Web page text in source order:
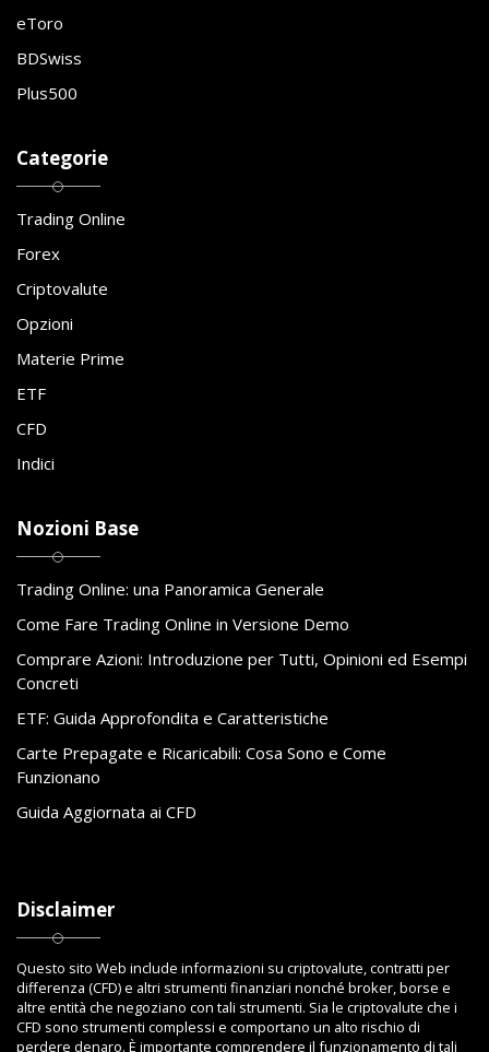
eToro
BDSwiss
Plus500
Categorie
Trading Online
Forex
Criptovalute
Opzioni
Materie Prime
ETF
CFD
Indici
Nozioni Base
Trading Online: una Panoramica Generale
Come Fare Trading Online in Versione Demo
Comprare Azioni: Introduzione per Tutti, Opinioni ed Esempi
Concreti
ETF: Guida Approfondita e Caratteristiche
Carte Prepagate e Ricaricabili: Cosa Sono e Come
Funzionano
Guida Aggiornata ai CFD
Disclaimer
Questo sito Web include informazioni su criptovalute, contratti per
differenza (CFD) e altri strumenti finanziari nonché broker, borse e
altre entità che negoziano con tali strumenti. Sia le criptovalute che i
CFD sono strumenti complessi e comportano un alto rischio di
perdere denaro. È importante comprendere il funzionamento di tali